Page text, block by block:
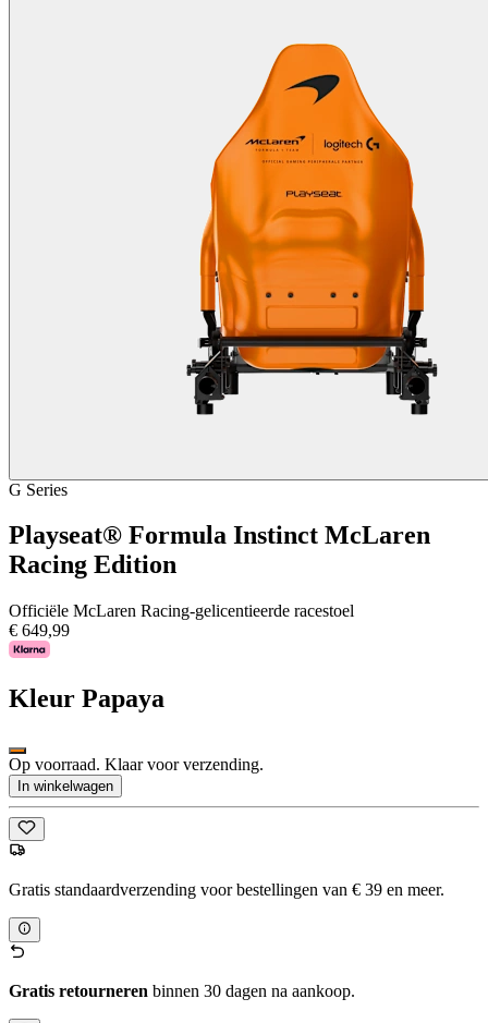
G Series
Playseat® Formula Instinct McLaren
Racing Edition
Officiële McLaren Racing-gelicentieerde racestoel
€ 649,99
Kleur Papaya
Op voorraad. Klaar voor verzending.
In winkelwagen
Gratis standaardverzending voor bestellingen van € 39 en meer.
Gratis retourneren binnen 30 dagen na aankoop.